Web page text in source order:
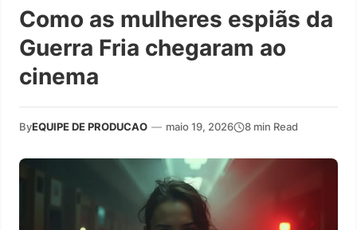
Como as mulheres espiãs da
Guerra Fria chegaram ao
cinema
ByEQUIPE DE PRODUCAO — maio 19, 2026 8 min Read